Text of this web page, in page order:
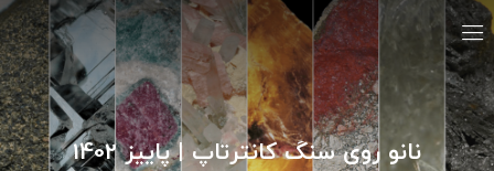
نانو روی سنگ کانترتاپ | پاییز 1402